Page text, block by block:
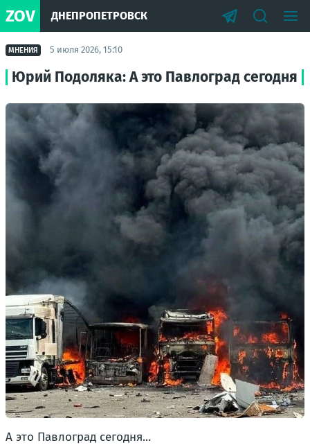
ZOV ДНЕПРОПЕТРОВСК
МНЕНИЯ 5 июля 2026, 15:10
Юрий Подоляка: А это Павлоград сегодня
А это Павлоград сегодня...